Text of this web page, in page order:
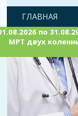
ГЛАВНАЯ
по
МРТ двух